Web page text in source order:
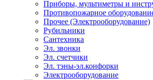
Приборы, мультиметры и
Противопожарное
Прочее (Электрооборудование)
Рубильники
Сантехника
Эл. звонки
Эл. счетчики
Эл. тэны-эл.конфорки
Электрооборудование